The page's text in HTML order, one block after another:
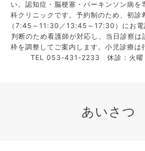
い。認知症・脳梗塞・パーキンソン病を
科クリニックです。予約制のため、初診
（7:45～11:30／13:45～17:30）にお電
判断のため看護師が対応し、当日診察は
枠を調整してご案内します。小児診療は
TEL 053-431-2233 休診：火曜
あいさつ